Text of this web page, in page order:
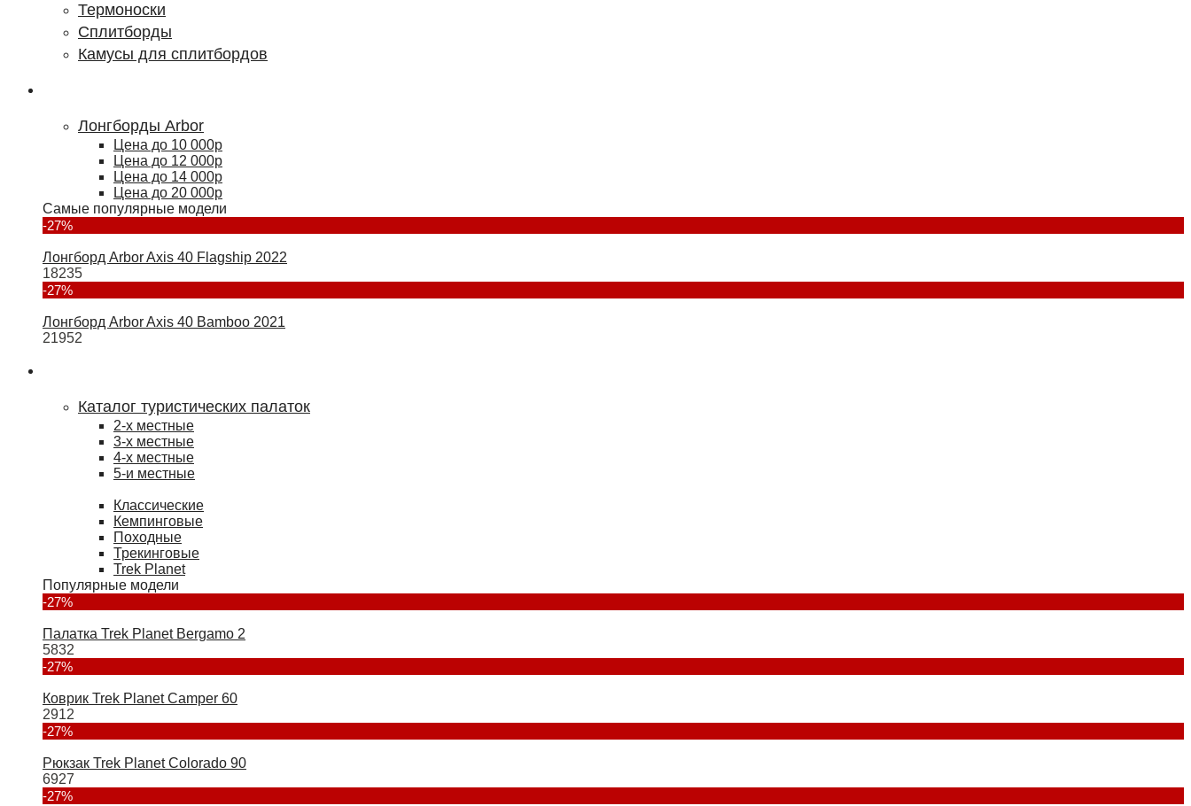
Термоноски
Сплитборды
Камусы для сплитбордов
Лонгборды Arbor
Цена до 10 000р
Цена до 12 000р
Цена до 14 000р
Цена до 20 000р
Самые популярные модели
-27%
Лонгборд Arbor Axis 40 Flagship 2022
18235
-27%
Лонгборд Arbor Axis 40 Bamboo 2021
21952
Каталог туристических палаток
2-х местные
3-х местные
4-х местные
5-и местные
Классические
Кемпинговые
Походные
Трекинговые
Trek Planet
Популярные модели
-27%
Палатка Trek Planet Bergamo 2
5832
-27%
Коврик Trek Planet Camper 60
2912
-27%
Рюкзак Trek Planet Colorado 90
6927
-27%